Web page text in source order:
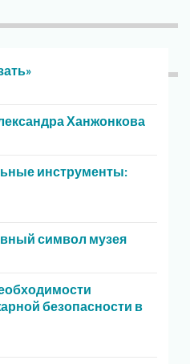
Ханжонкова
инструменты:
символ музея
безопасности в